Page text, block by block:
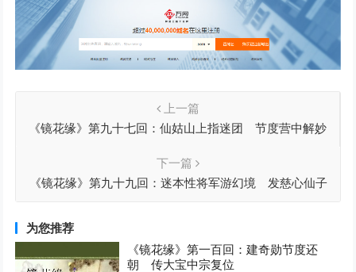
上一篇
《镜花缘》第九十七回：仙姑山上指迷团 节度营中解妙
下一篇
《镜花缘》第九十九回：迷本性将军游幻境 发慈心仙子
为您推荐
《镜花缘》第一百回：建奇勋节度还
朝 传大宝中宗复位